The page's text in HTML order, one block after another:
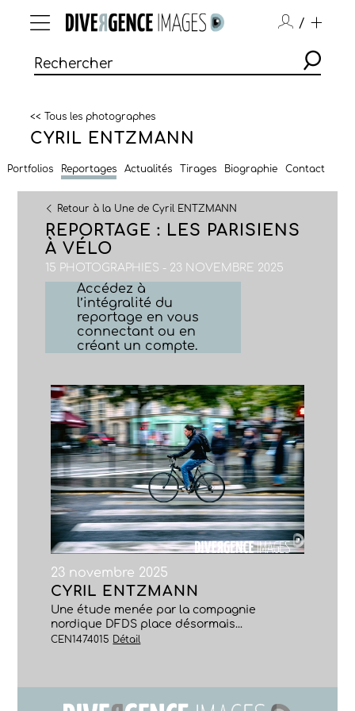
/
<< Tous les photographes
CYRIL ENTZMANN
Portfolios Reportages Actualités Tirages Biographie Contact
Retour à la Une de Cyril ENTZMANN
REPORTAGE : LES PARISIENS
À VÉLO
15 PHOTOGRAPHIES - 23 NOVEMBRE 2025
Accédez à
l’intégralité du
reportage en vous
connectant ou en
créant un compte.
23 novembre 2025
CYRIL ENTZMANN
Une étude menée par la compagnie
nordique DFDS place désormais...
CEN1474015 Détail